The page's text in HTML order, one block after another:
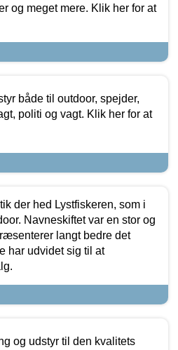
og meget mere. Klik her for at
både til outdoor, spejder,
politi og vagt. Klik her for at
der hed Lystfiskeren, som i
Navneskiftet var en stor og
langt bedre det
har udvidet sig til at
og udstyr til den kvalitets